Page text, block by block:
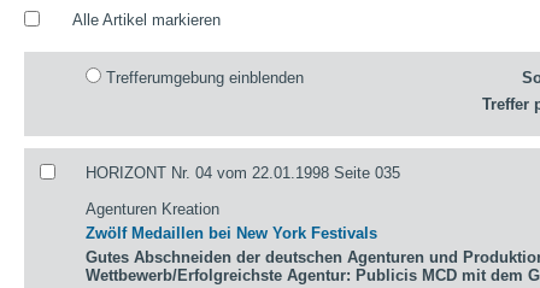
Alle Artikel markieren
Trefferumgebung einblenden
Treffer
HORIZONT Nr. 04 vom 22.01.1998 Seite 035
Agenturen Kreation
Zwölf Medaillen bei New York Festivals
Gutes Abschneiden der deutschen Agenturen und
Wettbewerb/Erfolgreichste Agentur: Publicis MCD mit dem